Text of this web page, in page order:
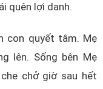
quên lợi danh.
con quyết tâm. Mẹ
lên. Sống bên Mẹ
chở giờ sau hết